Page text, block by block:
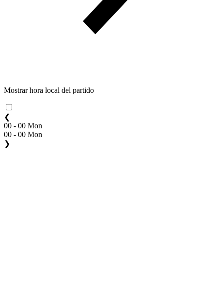
Mostrar hora local del partido
❮
00 - 00 Mon
00 - 00 Mon
❯